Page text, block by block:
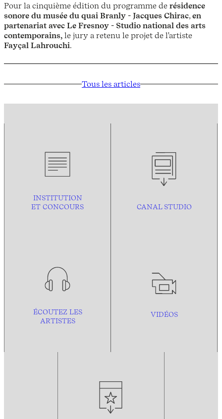
Pour la cinquième édition du programme de résidence
sonore du musée du quai Branly - Jacques Chirac, en
partenariat avec Le Fresnoy - Studio national des arts
contemporains, le jury a retenu le projet de l'artiste
Fayçal Lahrouchi.
Tous les articles
INSTITUTION
ET CONCOURS
CANAL STUDIO
ÉCOUTEZ LES
ARTISTES
VIDÉOS